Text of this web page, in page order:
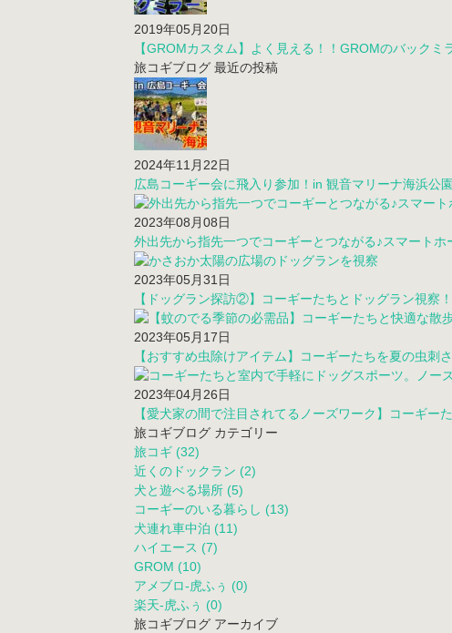
2019年05月20日
【GROMカスタム】よく見える！！GROMのバックミ
旅コギブログ 最近の投稿
2024年11月22日
広島コーギー会に飛入り参加！in 観音マリーナ海浜公園
2023年08月08日
外出先から指先一つでコーギーとつながる♪スマート
2023年05月31日
【ドッグラン探訪②】コーギーたちとドッグラン視察
2023年05月17日
【おすすめ虫除けアイテム】コーギーたちを夏の虫刺
2023年04月26日
【愛犬家の間で注目されてるノーズワーク】コーギー
旅コギブログ カテゴリー
旅コギ (32)
近くのドックラン (2)
犬と遊べる場所 (5)
コーギーのいる暮らし (13)
犬連れ車中泊 (11)
ハイエース (7)
GROM (10)
アメブロ-虎ふぅ (0)
楽天-虎ふぅ (0)
旅コギブログ アーカイブ